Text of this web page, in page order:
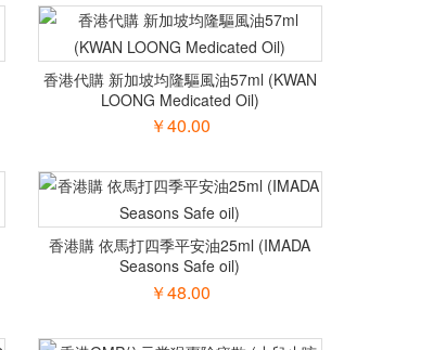
香港代購 新加坡均隆驅風油57ml (KWAN
LOONG Medicated Oil)
￥40.00
香港購 依馬打四季平安油25ml (IMADA
Seasons Safe oil)
￥48.00